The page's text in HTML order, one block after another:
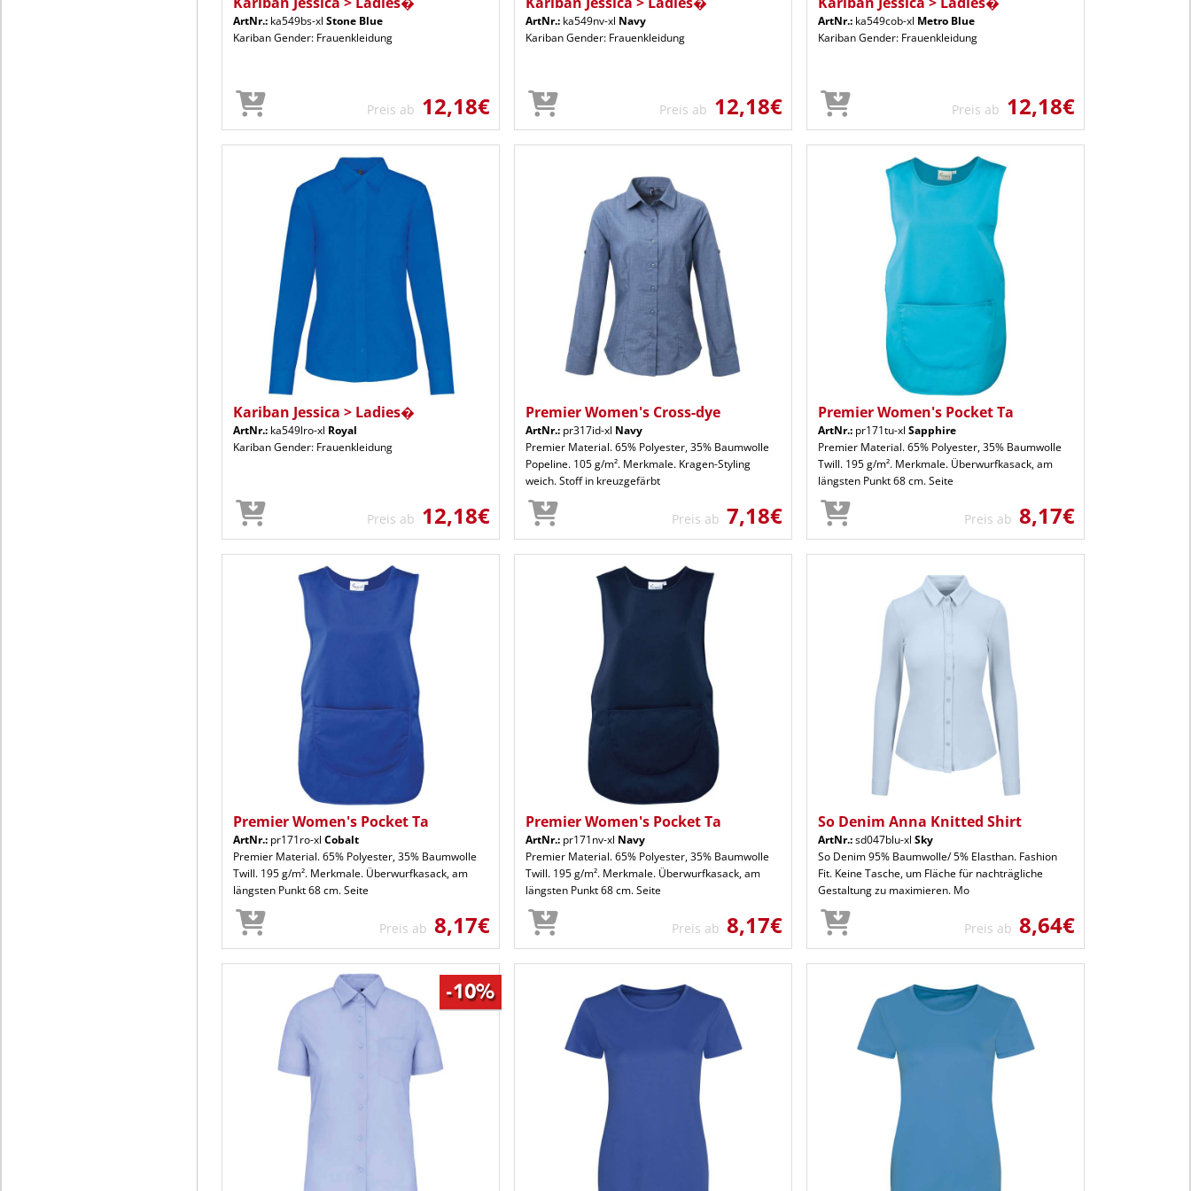
ArtNr.: ka549bs-xl Stone Blue
Kariban Gender: Frauenkleidung
Preis ab 12,18€
ArtNr.: ka549nv-xl Navy
Kariban Gender: Frauenkleidung
Preis ab 12,18€
ArtNr.: ka549cob-xl Metro Blue
Kariban Gender: Frauenkleidung
Preis ab 12,18€
Kariban Jessica > Ladies�
ArtNr.: ka549lro-xl Royal
Kariban Gender: Frauenkleidung
Preis ab 12,18€
Premier Women's Cross-dye
ArtNr.: pr317id-xl Navy
Premier Material. 65% Polyester, 35% Baumwolle
Popeline. 105 g/m². Merkmale. Kragen-Styling
weich. Stoff in kreuzgefärbt
Preis ab 7,18€
Premier Women's Pocket Ta
ArtNr.: pr171tu-xl Sapphire
Premier Material. 65% Polyester, 35% Baumwolle
Twill. 195 g/m². Merkmale. Überwurfkasack, am
längsten Punkt 68 cm. Seite
Preis ab 8,17€
Premier Women's Pocket Ta
ArtNr.: pr171ro-xl Cobalt
Premier Material. 65% Polyester, 35% Baumwolle
Twill. 195 g/m². Merkmale. Überwurfkasack, am
längsten Punkt 68 cm. Seite
Preis ab 8,17€
Premier Women's Pocket Ta
ArtNr.: pr171nv-xl Navy
Premier Material. 65% Polyester, 35% Baumwolle
Twill. 195 g/m². Merkmale. Überwurfkasack, am
längsten Punkt 68 cm. Seite
Preis ab 8,17€
So Denim Anna Knitted Shirt
ArtNr.:sd047blu-xl Sky
So Denim 95% Baumwolle/ 5% Elasthan. Fashion
Fit. Keine Tasche, um Fläche für nachträgliche
Gestaltung zu maximieren. Mo
Preis ab 8,64€